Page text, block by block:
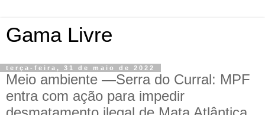
Gama Livre
terça-feira, 31 de maio de 2022
Meio ambiente —Serra do Curral: MPF
entra com ação para impedir